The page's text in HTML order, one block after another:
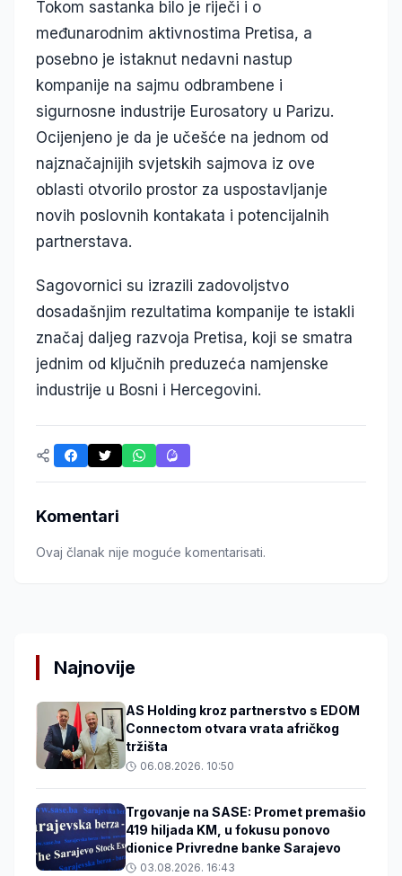
Tokom sastanka bilo je riječi i o
međunarodnim aktivnostima Pretisa, a
posebno je istaknut nedavni nastup
kompanije na sajmu odbrambene i
sigurnosne industrije Eurosatory u Parizu.
Ocijenjeno je da je učešće na jednom od
najznačajnijih svjetskih sajmova iz ove
oblasti otvorilo prostor za uspostavljanje
novih poslovnih kontakata i potencijalnih
partnerstava.
Sagovornici su izrazili zadovoljstvo
dosadašnjim rezultatima kompanije te istakli
značaj daljeg razvoja Pretisa, koji se smatra
jednim od ključnih preduzeća namjenske
industrije u Bosni i Hercegovini.
Komentari
Ovaj članak nije moguće komentarisati.
Najnovije
AS Holding kroz partnerstvo s EDOM
Connectom otvara vrata afričkog
tržišta
06.08.2026. 10:50
Trgovanje na SASE: Promet premašio
419 hiljada KM, u fokusu ponovo
dionice Privredne banke Sarajevo
03.08.2026. 16:43